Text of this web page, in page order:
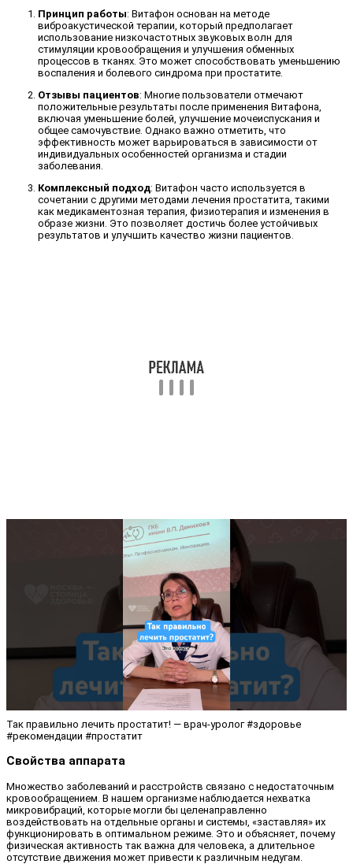
Принцип работы: Витафон основан на методе
виброакустической терапии, который предполагает
использование низкочастотных звуковых волн для
стимуляции кровообращения и улучшения обменных
процессов в тканях. Это может способствовать уменьшению
воспаления и болевого синдрома при простатите.
Отзывы пациентов: Многие пользователи отмечают
положительные результаты после применения Витафона,
включая уменьшение болей, улучшение мочеиспускания и
общее самочувствие. Однако важно отметить, что
эффективность может варьироваться в зависимости от
индивидуальных особенностей организма и стадии
заболевания.
Комплексный подход: Витафон часто используется в
сочетании с другими методами лечения простатита, такими
как медикаментозная терапия, физиотерапия и изменения в
образе жизни. Это позволяет достичь более устойчивых
результатов и улучшить качество жизни пациентов.
Так правильно лечить простатит! — врач-уролог #здоровье
#рекомендации #простатит
Свойства аппарата
Множество заболеваний и расстройств связано с недостаточным
кровообращением. В нашем организме наблюдается нехватка
микровибраций, которые могли бы целенаправленно
воздействовать на отдельные органы и системы, «заставляя» их
функционировать в оптимальном режиме. Это и объясняет, почему
физическая активность так важна для человека, а длительное
отсутствие движения может привести к различным недугам.